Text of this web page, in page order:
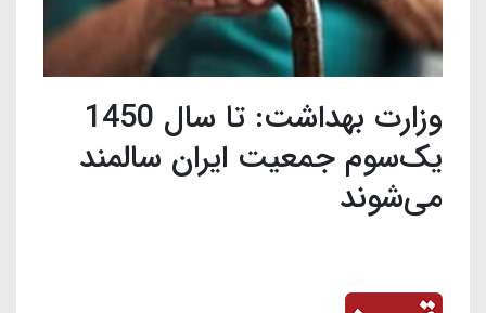
وزارت بهداشت: تا سال 1450
یک‌سوم جمعیت ایران سالمند
می‌شوند